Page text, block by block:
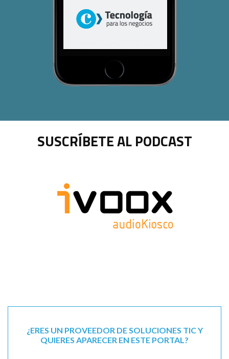
SUSCRÍBETE AL PODCAST
¿ERES UN PROVEEDOR DE SOLUCIONES TIC Y
QUIERES APARECER EN ESTE PORTAL?